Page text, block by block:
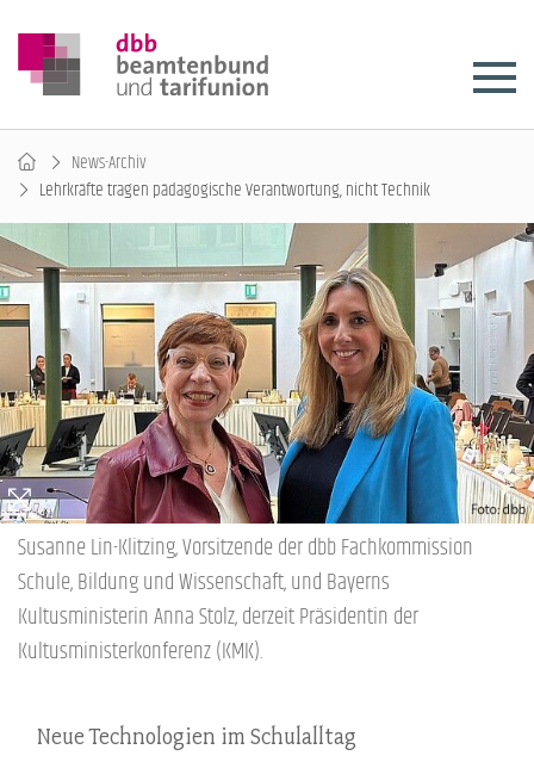
News-Archiv
Lehrkräfte tragen pädagogische Verantwortung, nicht Technik
Susanne Lin-Klitzing, Vorsitzende der dbb Fachkommission
Schule, Bildung und Wissenschaft, und Bayerns
Kultusministerin Anna Stolz, derzeit Präsidentin der
Kultusministerkonferenz (KMK).
Neue Technologien im Schulalltag